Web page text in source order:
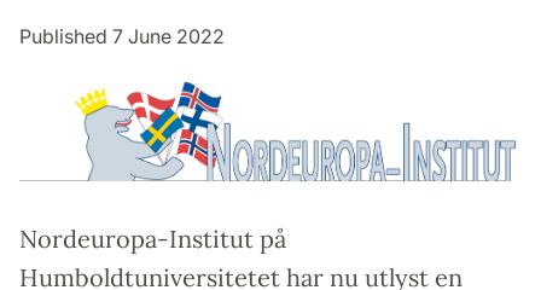
Published 7 June 2022
Nordeuropa-Institut på
Humboldtuniversitetet har nu utlyst en